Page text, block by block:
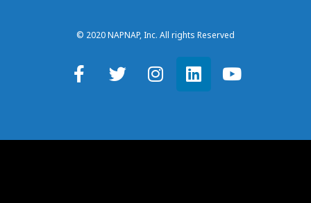
© 2020 NAPNAP, Inc. All rights Reserved